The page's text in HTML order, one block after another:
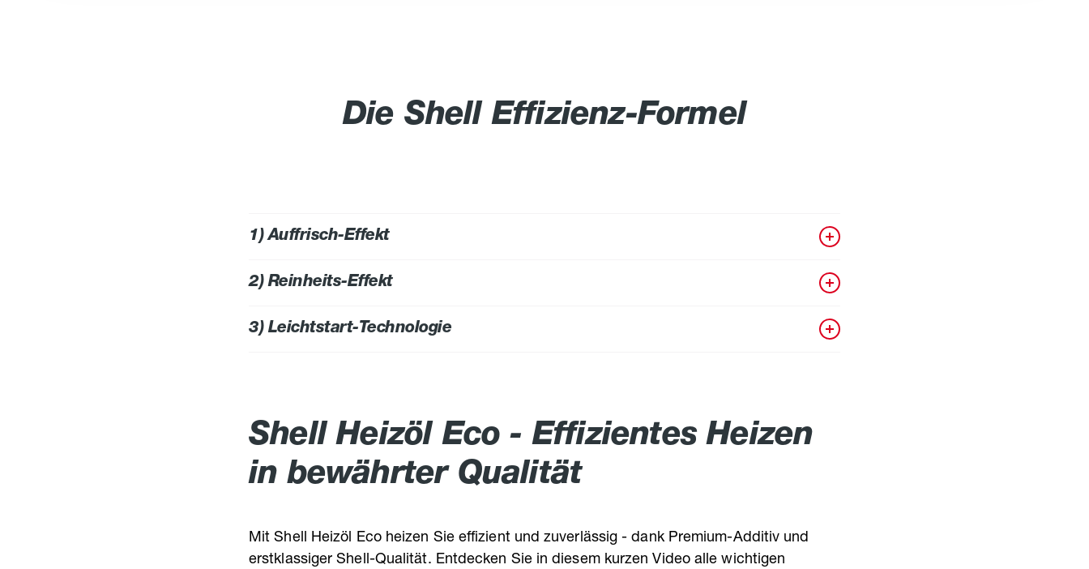
Die Shell Effizienz-Formel
1) Auffrisch-Effekt
2) Reinheits-Effekt
3) Leichtstart-Technologie
Shell Heizöl Eco - Effizientes Heizen
in bewährter Qualität
Mit Shell Heizöl Eco heizen Sie effizient und zuverlässig - dank Premium-Additiv und
erstklassiger Shell-Qualität. Entdecken Sie in diesem kurzen Video alle wichtigen